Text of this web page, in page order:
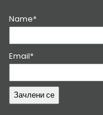
Name*
Email*